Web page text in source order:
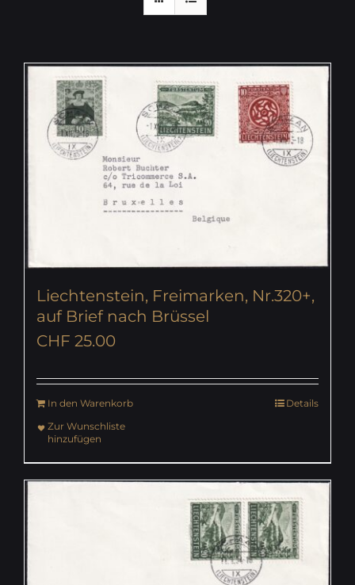
Liechtenstein, Freimarken, Nr.320+,
auf Brief nach Brüssel
CHF 25.00
In den Warenkorb
Details
Zur Wunschliste
hinzufügen